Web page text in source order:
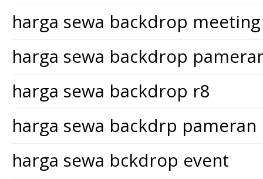
harga sewa backdrop meeting
harga sewa backdrop
harga sewa backdrop r8
harga sewa backdrp pameran
harga sewa bckdrop event